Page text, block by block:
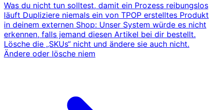
Was du nicht tun solltest, damit ein Prozess reibungslos
läuft Dupliziere niemals ein von TPOP erstelltes Produkt
in deinem externen Shop: Unser System würde es nicht
erkennen, falls jemand diesen Artikel bei dir bestellt.
Lösche die „SKUs“ nicht und ändere sie auch nicht.
Ändere oder lösche niem